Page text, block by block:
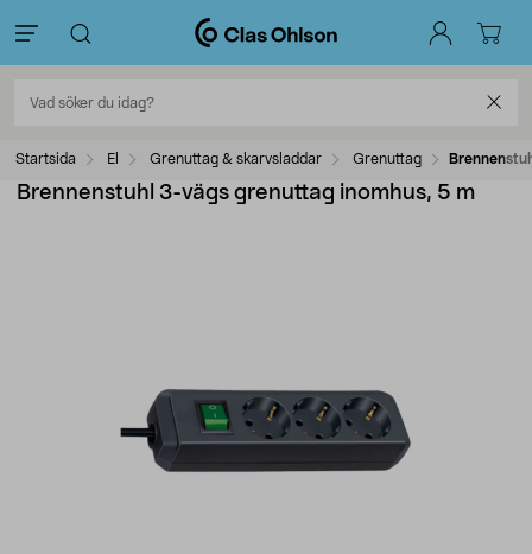
Startsida El Grenuttag & skarvsladdar Grenuttag
Brennenstuhl 3-vägs grenuttag inomhus, 5 m